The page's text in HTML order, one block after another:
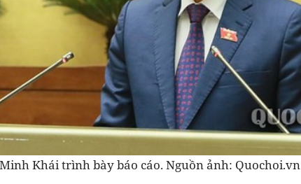
Khái trình bày báo cáo. Nguồn ảnh: Quochoi.vn